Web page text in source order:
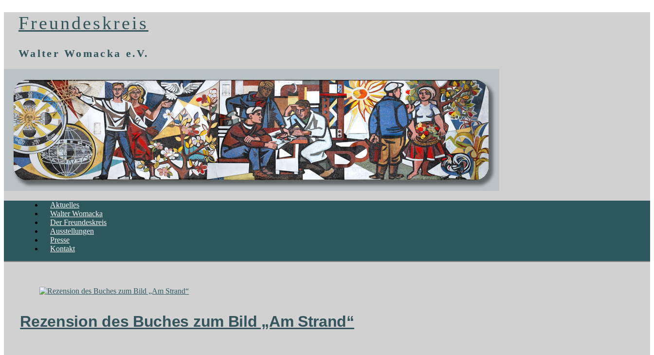
Freundeskreis
Walter Womacka e.V.
Aktuelles
Walter Womacka
Der Freundeskreis
Ausstellungen
Presse
Kontakt
Rezension des Buches zum Bild „Am Strand“